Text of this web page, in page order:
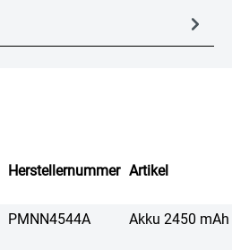
Herstellernummer Artikel
PMNN4544A Akku 2450 mAh